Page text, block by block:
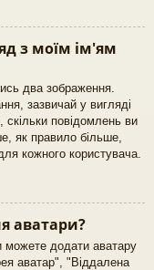
з моїм ім'ям
два зображення.
зазвичай у вигляді
скільки повідомлень ви
як правило більше,
кожного користувача.
аватари?
можете додати аватару
аватар", "Віддалена